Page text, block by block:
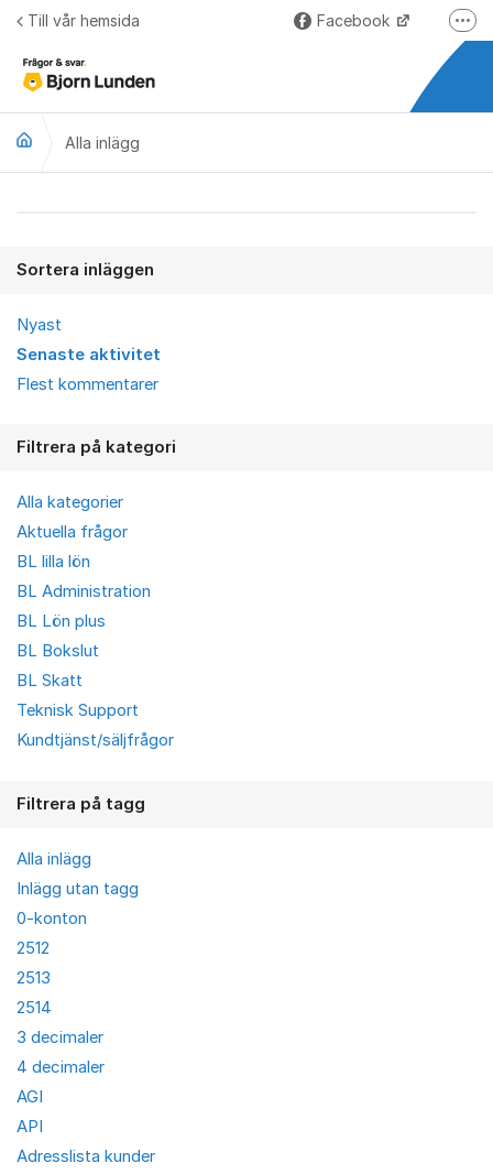
Hoppa till innehåll
Till vår hemsida Facebook
Alla inlägg
Sortera inläggen
Nyast
Senaste aktivitet
Flest kommentarer
Filtrera på kategori
Alla kategorier
Aktuella frågor
BL lilla lön
BL Administration
BL Lön plus
BL Bokslut
BL Skatt
Teknisk Support
Kundtjänst/säljfrågor
Filtrera på tagg
Alla inlägg
Inlägg utan tagg
0-konton
2512
2513
2514
3 decimaler
4 decimaler
AGI
API
Adresslista kunder